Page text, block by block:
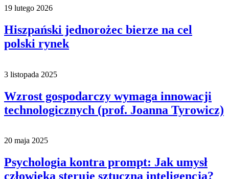
19 lutego 2026
Hiszpański jednorożec bierze na cel
polski rynek
3 listopada 2025
Wzrost gospodarczy wymaga innowacji
technologicznych (prof. Joanna Tyrowicz)
20 maja 2025
Psychologia kontra prompt: Jak umysł
człowieka steruje sztuczną inteligencją?